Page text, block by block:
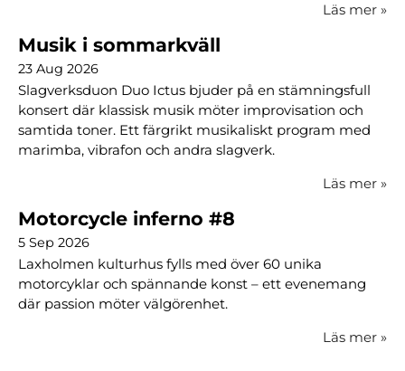
Läs mer »
Musik i sommarkväll
23 Aug 2026
Slagverksduon Duo Ictus bjuder på en stämningsfull
konsert där klassisk musik möter improvisation och
samtida toner. Ett färgrikt musikaliskt program med
marimba, vibrafon och andra slagverk.
Läs mer »
Motorcycle inferno #8
5 Sep 2026
Laxholmen kulturhus fylls med över 60 unika
motorcyklar och spännande konst – ett evenemang
där passion möter välgörenhet.
Läs mer »